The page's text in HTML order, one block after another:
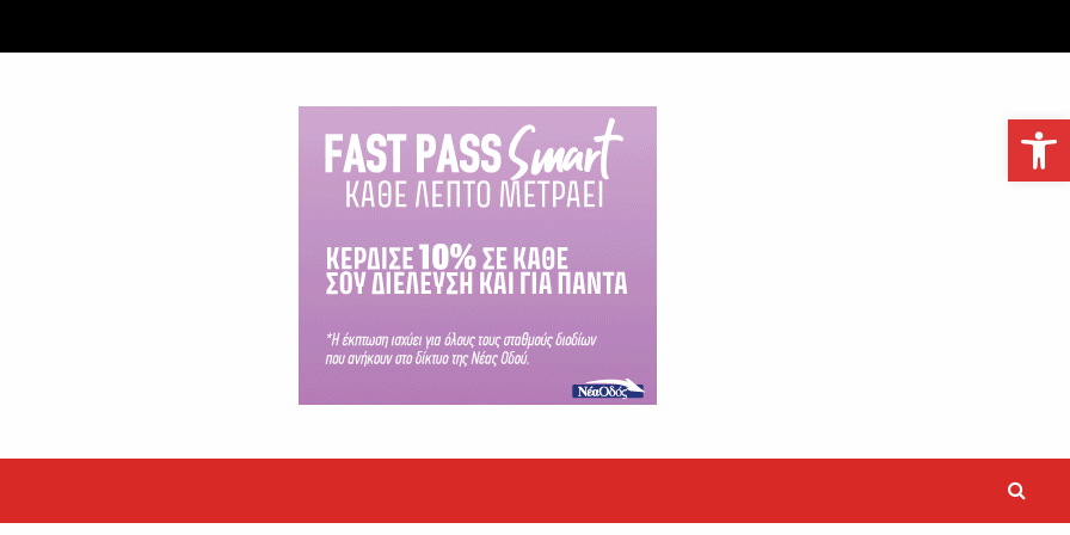
τα EBITDA το εξάμηνο
επιδόσεις κατά...
Ανοίξτε τη γραμμή εργαλείων